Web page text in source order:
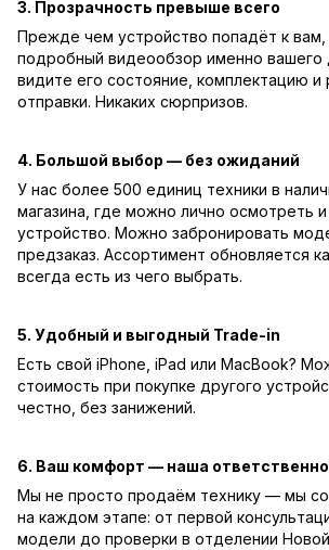
3. Прозрачность превыше всего
Прежде чем устройство попадёт к
подробный видеообзор именно вашего
видите его состояние, комплектацию
отправки. Никаких сюрпризов.
4. Большой выбор — без ожиданий
У нас более 500 единиц техники в
магазина, где можно лично осмотреть
устройство. Можно забронировать
предзаказ. Ассортимент обновляется
всегда есть из чего выбрать.
5. Удобный и выгодный Trade-in
Есть свой iPhone, iPad или MacBook?
стоимость при покупке другого
честно, без занижений.
6. Ваш комфорт — наша
Мы не просто продаём технику — мы
на каждом этапе: от первой
модели до проверки в отделении